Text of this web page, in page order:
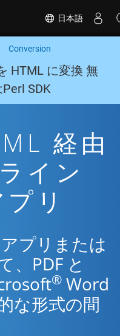
日本語
Conversion
HTML に変換 無
SDK
経由
イン
リ
プリまたは
、PDF と
® Word
な形式の間